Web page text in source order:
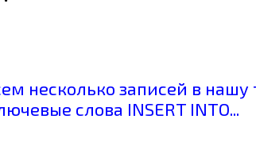
несколько записей в нашу
слова INSERT INTO...